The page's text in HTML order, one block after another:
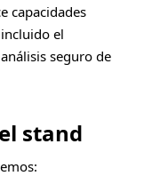
capacidades
el
seguro de
stand